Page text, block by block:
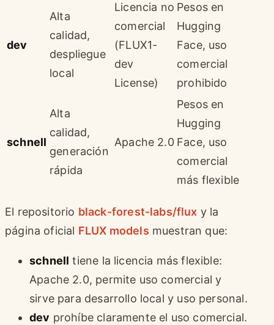
dev
Alta
calidad,
despliegue
local
Licencia no
comercial
(FLUX1-
dev
License)
Pesos en
Hugging
Face, uso
comercial
prohibido
schnell
Alta
calidad,
generación
rápida
Apache 2.0
Pesos en
Hugging
Face, uso
comercial
más flexible
El repositorio black-forest-labs/flux y la
página oficial FLUX models muestran que:
schnell tiene la licencia más flexible:
Apache 2.0, permite uso comercial y
sirve para desarrollo local y uso personal.
dev prohíbe claramente el uso comercial.